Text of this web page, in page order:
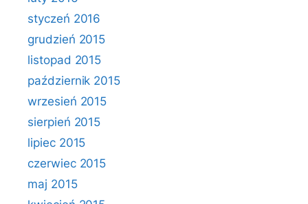
styczeń 2016
grudzień 2015
listopad 2015
październik 2015
wrzesień 2015
sierpień 2015
lipiec 2015
czerwiec 2015
maj 2015